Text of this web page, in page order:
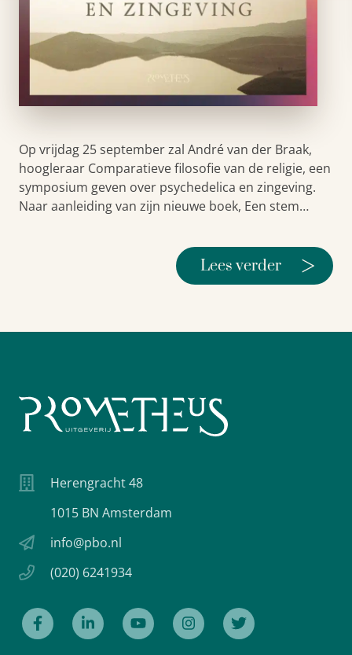
Op vrijdag 25 september zal André van der Braak,
hoogleraar Comparatieve filosofie van de religie, een
symposium geven over psychedelica en zingeving.
Naar aanleiding van zijn nieuwe boek, Een stem…
Lees verder >
Herengracht 48
1015 BN Amsterdam
info@pbo.nl
(020) 6241934